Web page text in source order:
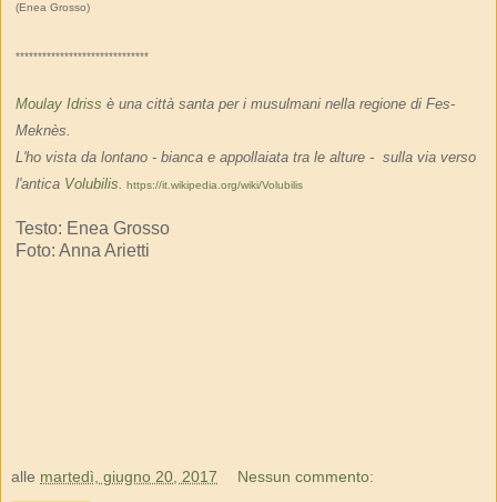
(Enea Grosso)
******************************
Moulay Idriss è una città santa per i musulmani nella regione di Fes-
Meknès.
L'ho vista da lontano - bianca e appollaiata tra le alture - sulla via verso
l'antica Volubilis. https://it.wikipedia.org/wiki/Volubilis
Testo: Enea Grosso
Foto: Anna Arietti
alle martedì, giugno 20, 2017 Nessun commento: